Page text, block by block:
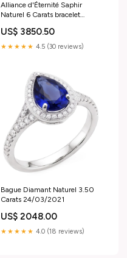
Alliance d'Éternité Saphir
Naturel 6 Carats bracelet
US$ 3850.50
★★★★★ 4.5 (30 reviews)
Bague Diamant Naturel 3.50
Carats 24/03/2021
US$ 2048.00
★★★★★ 4.0 (18 reviews)